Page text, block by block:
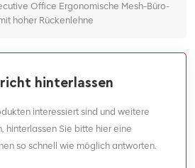
Office Ergonomische Mesh-Büro-
hoher Rückenlehne
hinterlassen
interessiert sind und weitere
hinterlassen Sie bitte hier eine
so schnell wie möglich antworten.